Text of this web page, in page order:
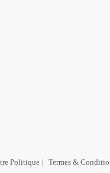
Politique | Termes &